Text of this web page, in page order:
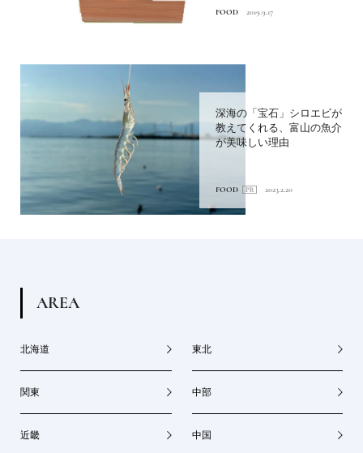
FOOD 2019.9.17
深海の「宝石」シロエビが
教えてくれる、富山の魚介
が美味しい理由
FOOD 2023.2.20
AREA
北海道 東北
関東 中部
近畿 中国